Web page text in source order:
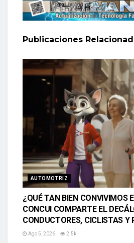
Publicaciones
AUTOMOTRIZ
¿QUÉ TAN BIEN CONVIVIMOS
CONCUI COMPARTE EL
CONDUCTORES, CICLISTAS Y
Ago 5, 2026 2.5k